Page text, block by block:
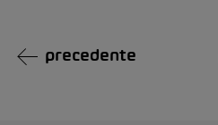
precedente